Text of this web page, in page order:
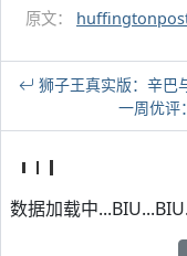
原文：
狮子王真实版：辛巴
一周优评
数据加载中